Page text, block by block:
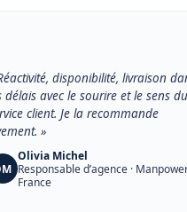
disponibilité, livraison
délais avec le sourire et le sens du
client. Je la recommande
»
Olivia Michel
Responsable d’agence ·
France